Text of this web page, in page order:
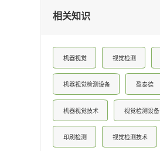
相关知识
机器视觉 视觉检测
机器视觉检测设备 盈泰德
机器视觉技术 视觉检测设备
印刷检测 视觉检测技术